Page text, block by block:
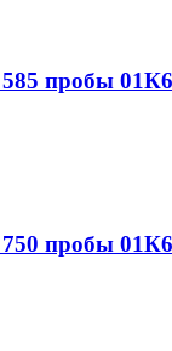
пробы
пробы